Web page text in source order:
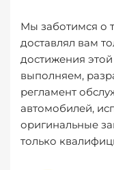
Мы заботимся о
доставлял вам
достижения
выполняем,
регламент
автомобилей,
оригинальные
только